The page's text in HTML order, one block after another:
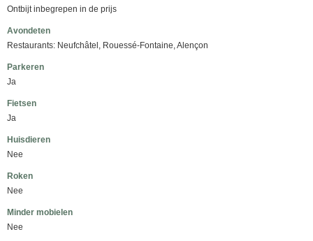
Ontbijt inbegrepen in de prijs
Avondeten
Restaurants: Neufchâtel, Rouessé-Fontaine, Alençon
Parkeren
Ja
Fietsen
Ja
Huisdieren
Nee
Roken
Nee
Minder mobielen
Nee